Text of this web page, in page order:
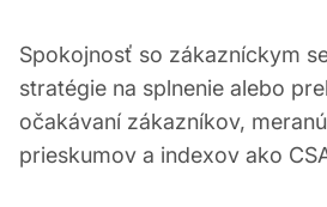
Spokojnosť so zákazníckym
stratégie na splnenie alebo
očakávaní zákazníkov,
prieskumov a indexov ako